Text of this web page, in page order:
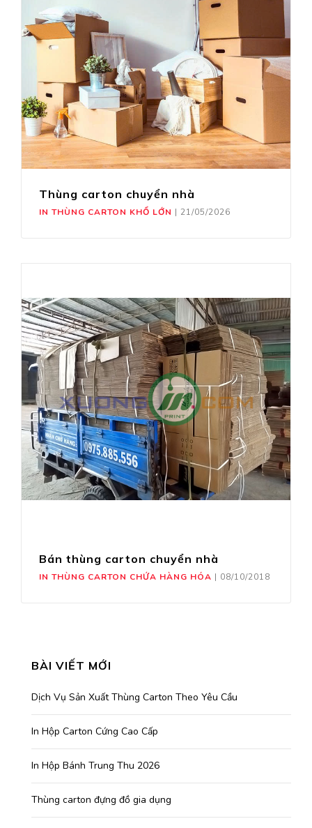
Thùng carton chuyển nhà
IN THÙNG CARTON KHỔ LỚN | 21/05/2026
Bán thùng carton chuyển nhà
IN THÙNG CARTON CHỨA HÀNG HÓA | 08/10/2018
BÀI VIẾT MỚI
Dịch Vụ Sản Xuất Thùng Carton Theo Yêu Cầu
In Hộp Carton Cứng Cao Cấp
In Hộp Bánh Trung Thu 2026
Thùng carton đựng đồ gia dụng